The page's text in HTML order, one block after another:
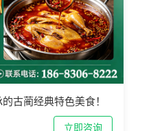
古蔺经典特色美食！
立即咨询